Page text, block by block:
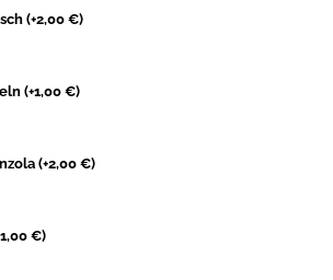
(+2,00 €)
(+1,00 €)
(+2,00 €)
1,00 €)